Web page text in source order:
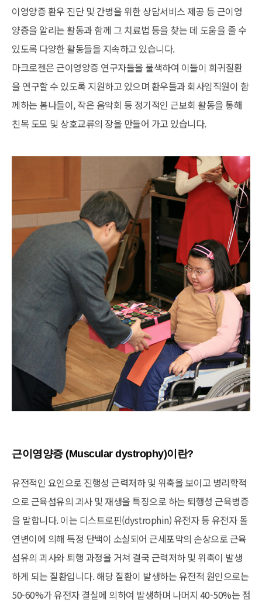
이영양증 환우 진단 및 간병을 위한 상담서비스 제공 등 근이영
양증을 알리는 활동과 함께 그 치료법 등을 찾는 데 도움을 줄 수
있도록 다양한 활동들을 지속하고 있습니다.
마크로젠은 근이영양증 연구자들을 물색하여 이들이 희귀질환
을 연구할 수 있도록 지원하고 있으며 환우들과 회사임직원이 함
께하는 봄나들이, 작은 음악회 등 정기적인 근보회 활동을 통해
친목 도모 및 상호교류의 장을 만들어 가고 있습니다.
근이영양증 (Muscular dystrophy)이란?
유전적인 요인으로 진행성 근력저하 및 위축을 보이고 병리학적
으로 근육섬유의 괴사 및 재생을 특징으로 하는 퇴행성 근육병증
을 말합니다. 이는 디스트로핀(dystrophin) 유전자 등 유전자 돌
연변이에 의해 특정 단백이 소실되어 근세포막의 손상으로 근육
섬유의 괴사와 퇴행 과정을 거쳐 결국 근력저하 및 위축이 발생
하게 되는 질환입니다. 해당 질환이 발생하는 유전적 원인으로는
50-60%가 유전자 결실에 의하여 발생하며 나머지 40-50%는 점